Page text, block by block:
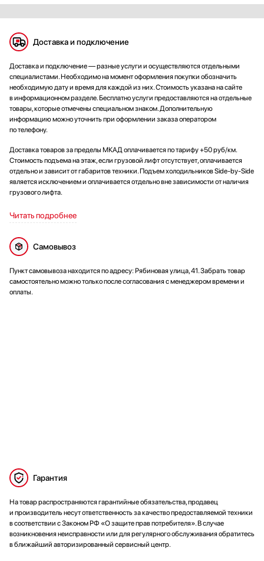
Доставка и подключение
Доставка и подключение — разные услуги и осуществляются отдельными
специалистами. Необходимо на момент оформления покупки обозначить
необходимую дату и время для каждой из них. Стоимость указана на сайте
в информационном разделе. Бесплатно услуги предоставляются на отдельные
товары, которые отмечены специальном знаком. Дополнительную
информацию можно уточнить при оформлении заказа оператором
по телефону.
Доставка товаров за пределы МКАД оплачивается по тарифу +50 руб/км.
Стоимость подъема на этаж, если грузовой лифт отсутствует, оплачивается
отдельно и зависит от габаритов техники. Подъем холодильников Side-by-Side
является исключением и оплачивается отдельно вне зависимости от наличия
грузового лифта.
Читать подробнее
Самовывоз
Пункт самовывоза находится по адресу: Рябиновая улица, 41. Забрать товар
самостоятельно можно только после согласования с менеджером времени и
оплаты.
Гарантия
На товар распространяются гарантийные обязательства, продавец
и производитель несут ответственность за качество предоставляемой техники
в соответствии с Законом РФ «О защите прав потребителя». В случае
возникновения неисправности или для регулярного обслуживания обратитесь
в ближайший авторизированный сервисный центр.